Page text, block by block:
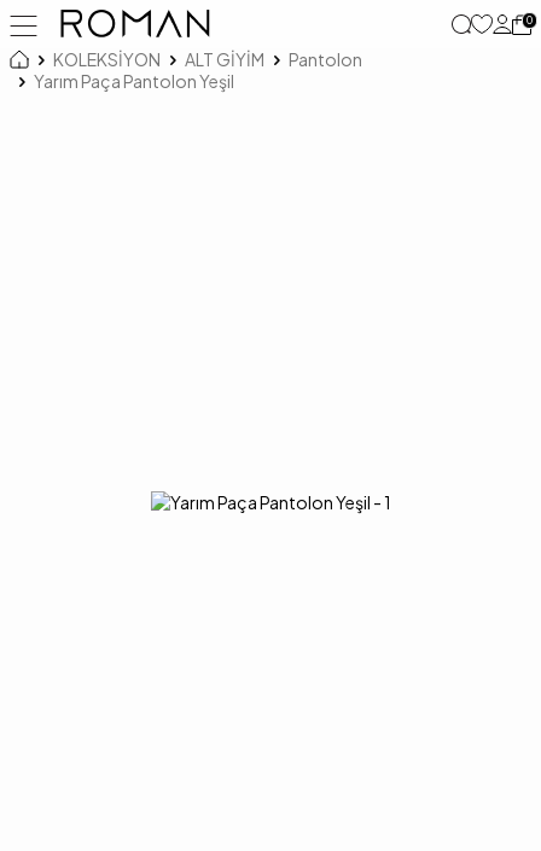
0
KOLEKSİYON ALT GİYİM
Pantolon
Yarım Paça Pantolon Yeşil